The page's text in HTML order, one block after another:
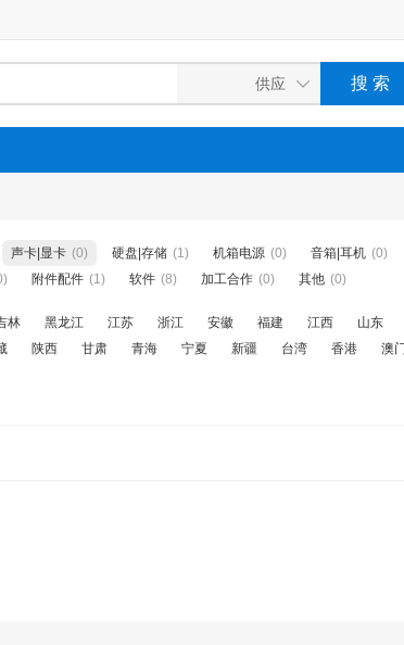
声卡|显卡 (0) 硬盘|存储 (1) 机箱电源 (0) 音箱|耳机 (0)
附件配件 (1) 软件 (8) 加工合作 (0) 其他 (0)
林 黑龙江 江苏 浙江 安徽 福建 江西 山东
陕西 甘肃 青海 宁夏 新疆 台湾 香港 澳